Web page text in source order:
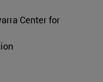
Center for